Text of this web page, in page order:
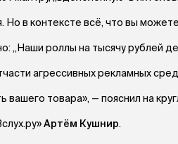
Но в контексте всё, что вы
„Наши роллы на тысячу рублей
агрессивных рекламных
вашего товара», — пояснил на
Артём Кушнир.